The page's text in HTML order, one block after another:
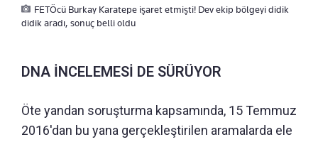
FETÖcü Burkay Karatepe işaret etmişti! Dev ekip bölgeyi didik
didik aradı, sonuç belli oldu
DNA İNCELEMESİ DE SÜRÜYOR
Öte yandan soruşturma kapsamında, 15 Temmuz
2016'dan bu yana gerçekleştirilen aramalarda ele